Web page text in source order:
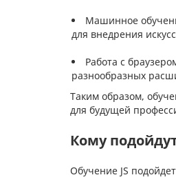
Машинное
для внедрения
Работа с
разнообразных
Таким образом,
для будущей
Кому
Обучение JS